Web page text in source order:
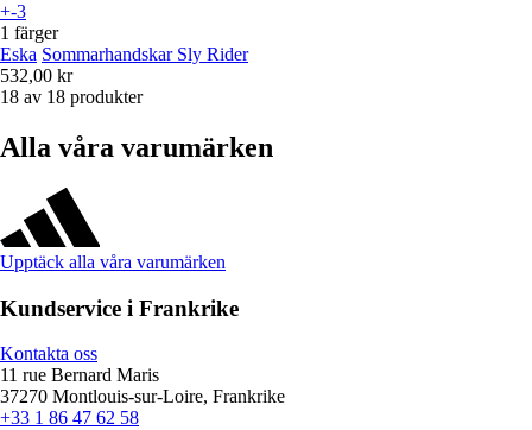
+-3
1 färger
Eska Sommarhandskar Sly Rider
532,00 kr
18 av 18 produkter
Alla våra varumärken
Upptäck alla våra varumärken
Kundservice i Frankrike
Kontakta oss
11 rue Bernard Maris
37270 Montlouis-sur-Loire, Frankrike
+33 1 86 47 62 58